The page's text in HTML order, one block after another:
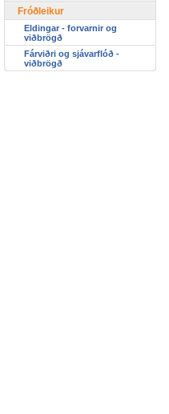
Fróðleikur
Eldingar - forvarnir og
viðbrögð
Fárviðri og sjávarflóð -
viðbrögð